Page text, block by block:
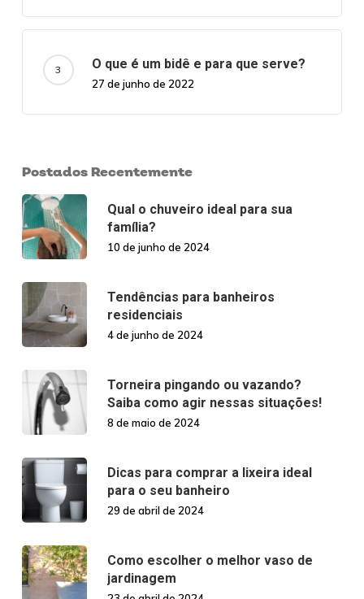
O que é um bidê e para que serve?
27 de junho de 2022
Postados Recentemente
Qual o chuveiro ideal para sua
família?
10 de junho de 2024
Tendências para banheiros
residenciais
4 de junho de 2024
Torneira pingando ou vazando?
Saiba como agir nessas situações!
8 de maio de 2024
Dicas para comprar a lixeira ideal
para o seu banheiro
29 de abril de 2024
Como escolher o melhor vaso de
jardinagem